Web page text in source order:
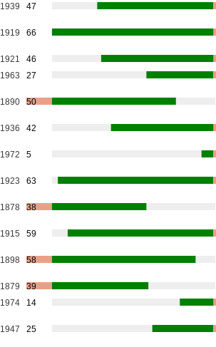
1939 47
1919 66
1921
46
1963 27
1890 50
1936 42
1972 5
1923 63
1878 38
1915 59
1898 58
1879
39
1974 14
1947 25